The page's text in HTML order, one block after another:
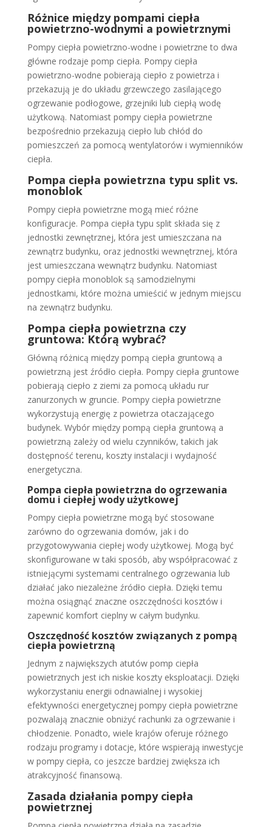
Różnice między pompami ciepła
powietrzno-wodnymi a powietrznymi
Pompy ciepła powietrzno-wodne i powietrzne to dwa
główne rodzaje pomp ciepła. Pompy ciepła
powietrzno-wodne pobierają ciepło z powietrza i
przekazują je do układu grzewczego zasilającego
ogrzewanie podłogowe, grzejniki lub ciepłą wodę
użytkową. Natomiast pompy ciepła powietrzne
bezpośrednio przekazują ciepło lub chłód do
pomieszczeń za pomocą wentylatorów i wymienników
ciepła.
Pompa ciepła powietrzna typu split vs.
monoblok
Pompy ciepła powietrzne mogą mieć różne
konfiguracje. Pompa ciepła typu split składa się z
jednostki zewnętrznej, która jest umieszczana na
zewnątrz budynku, oraz jednostki wewnętrznej, która
jest umieszczana wewnątrz budynku. Natomiast
pompy ciepła monoblok są samodzielnymi
jednostkami, które można umieścić w jednym miejscu
na zewnątrz budynku.
Pompa ciepła powietrzna czy
gruntowa: Którą wybrać?
Główną różnicą między pompą ciepła gruntową a
powietrzną jest źródło ciepła. Pompy ciepła gruntowe
pobierają ciepło z ziemi za pomocą układu rur
zanurzonych w gruncie. Pompy ciepła powietrzne
wykorzystują energię z powietrza otaczającego
budynek. Wybór między pompą ciepła gruntową a
powietrzną zależy od wielu czynników, takich jak
dostępność terenu, koszty instalacji i wydajność
energetyczna.
Pompa ciepła powietrzna do ogrzewania
domu i ciepłej wody użytkowej
Pompy ciepła powietrzne mogą być stosowane
zarówno do ogrzewania domów, jak i do
przygotowywania ciepłej wody użytkowej. Mogą być
skonfigurowane w taki sposób, aby współpracować z
istniejącymi systemami centralnego ogrzewania lub
działać jako niezależne źródło ciepła. Dzięki temu
można osiągnąć znaczne oszczędności kosztów i
zapewnić komfort cieplny w całym budynku.
Oszczędność kosztów związanych z pompą
ciepła powietrzną
Jednym z największych atutów pomp ciepła
powietrznych jest ich niskie koszty eksploatacji. Dzięki
wykorzystaniu energii odnawialnej i wysokiej
efektywności energetycznej pompy ciepła powietrzne
pozwalają znacznie obniżyć rachunki za ogrzewanie i
chłodzenie. Ponadto, wiele krajów oferuje różnego
rodzaju programy i dotacje, które wspierają inwestycje
w pompy ciepła, co jeszcze bardziej zwiększa ich
atrakcyjność finansową.
Zasada działania pompy ciepła
powietrznej